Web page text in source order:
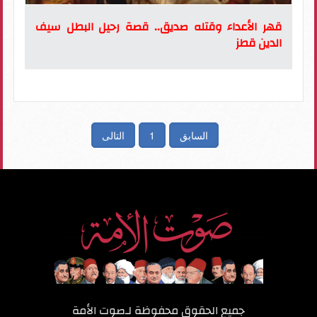
قهر الأعداء وقتله صديق.. قصة رحيل البطل سيف
الدين قطز
السابق 1 التالى
جميع الحقوق محفوظة لـصوت الأمة